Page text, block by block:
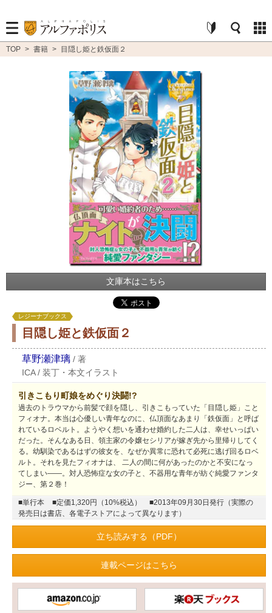
TOP > 書籍 > 目隠し姫と鉄仮面２
文庫本はこちら
レジーナブックス
目隠し姫と鉄仮面２
草野瀬津璃 / 著
ICA/ 装丁・本文イラスト
引きこもり町娘をめぐり決闘!?
過去のトラウマから前髪で顔を隠し、引きこもっていた「目隠し姫」こと
フィオナ。本当は心優しい青年なのに、仏頂面なあまり「鉄仮面」と呼ば
れているロベルト。ようやく想いを通わせ婚約した二人は、幸せいっぱい
だった。そんなある日、領主家の令嬢セシリアが嫁ぎ先から里帰りしてく
る。幼馴染であるはずの彼女を、なぜか異常に恐れて必死に逃げ回るロベ
ルト。それを見たフィオナは、 二人の間に何があったのかと不安になっ
てしまい――。対人恐怖症な女の子と、不器用な青年が紡ぐ純愛ファンタ
ジー、第２巻！
■単行本 ■定価1,320円（10%税込）
■2013年09月30日発行（実際の
発売日は書店、各電子ストアによって異なります）
立ち読みする（PDF）
連載ページはこちら